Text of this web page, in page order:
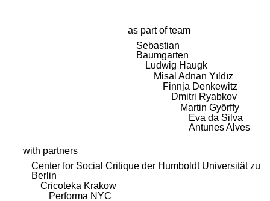
as part of team
Sebastian
Baumgarten
Ludwig Haugk
Misal Adnan Yıldız
Finnja Denkewitz
Dmitri Ryabkov
Martin Györffy
Eva da Silva
Antunes Alves
with partners
Center for Social Critique der Humboldt Universität zu
Berlin
Cricoteka Krakow
Performa NYC